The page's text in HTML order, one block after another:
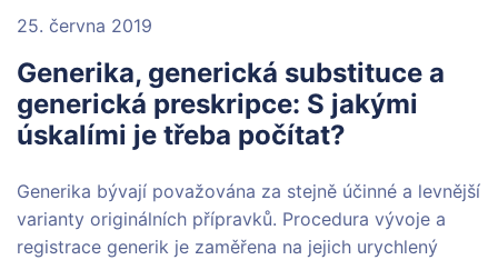
25. června 2019
Generika, generická substituce a
generická preskripce: S jakými
úskalími je třeba počítat?
Generika bývají považována za stejně účinné a levnější
varianty originálních přípravků. Procedura vývoje a
registrace generik je zaměřena na jejich urychlený